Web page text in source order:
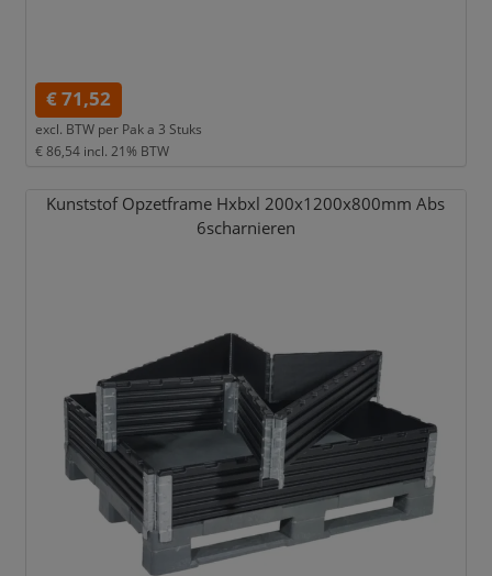
€ 71,52
excl. BTW per Pak a 3 Stuks
€ 86,54 incl. 21% BTW
Kunststof Opzetframe Hxbxl 200x1200x800mm Abs
6scharnieren